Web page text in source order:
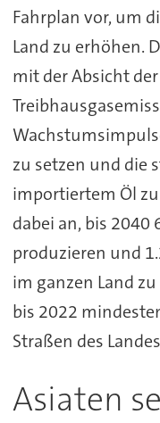
Fahrplan vor, um
Land zu erhöhen.
mit der Absicht
zu setzen und die
importiertem Öl
dabei an, bis 2040
produzieren und
im ganzen Land
bis 2022
Straßen des
Asiaten